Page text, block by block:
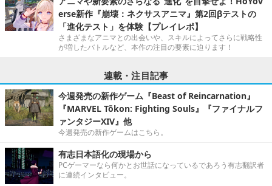
erse新作『崩壊：ネクサスアニマ』第2回βテストの
「進化テスト」を体験【プレイレポ】
さまざまなアニマとの出会いや、スキルによってさらに戦略性
が増したバトルなど、本作の注目の要素に迫ります！
連載・注目記事
今週発売の新作ゲーム『Beast of Reincarnation』
『MARVEL Tōkon: Fighting Souls』『ファイナルフ
ァンタジーXIV』他
今週発売の新作ゲームはこちら。
有志日本語化の現場から
PCゲーマーなら何かとお世話になっているであろう有志翻訳者
に連続インタビュー。